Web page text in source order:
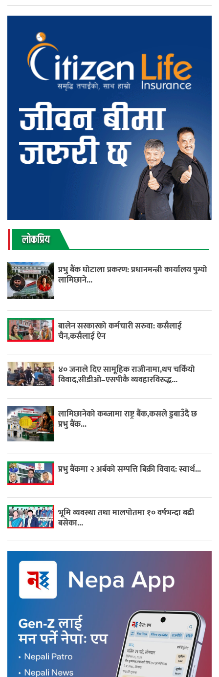
लाेकप्रिय
प्रभु बैंक घोटाला प्रकरण: प्रधानमन्त्री कार्यालय पुग्यो
लामिछाने...
बालेन सरकारको कर्मचारी सरुवा: कसैलाई
चैन,कसैलाई ऐन
४० जनाले दिए सामूहिक राजीनामा,थप चर्कियो
विवाद,सीडीओ–एसपीकै व्यवहारविरुद्ध...
लामिछानेको कब्जामा राष्ट्र बैंक,कसले डुबाउँदै छ
प्रभु बैंक...
प्रभु बैंकमा २ अर्बको सम्पत्ति बिक्री विवाद: स्वार्थ...
भूमि व्यवस्था तथा मालपोतमा १० वर्षभन्दा बढी
बसेका...